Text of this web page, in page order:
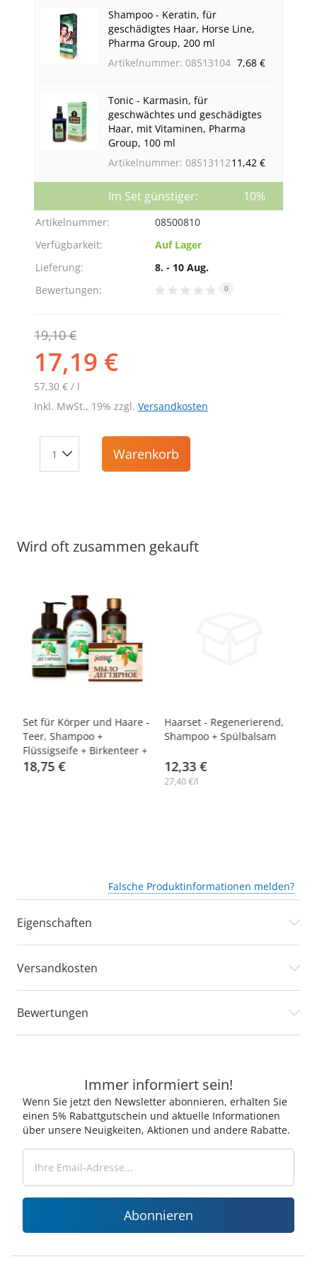
Shampoo - Keratin, für
geschädigtes Haar, Horse Line,
Pharma Group, 200 ml
Artikelnummer: 08513104 7,68 €
Tonic - Karmasin, für
geschwächtes und geschädigtes
Haar, mit Vitaminen, Pharma
Group, 100 ml
Artikelnummer: 0851311211,42 €
Im Set günstiger: 10%
Artikelnummer:
08500810
Verfügbarkeit:
Auf Lager
Lieferung:
8. - 10 Aug.
Bewertungen:
0
19,10 €
17,19 €
57,30 € / l
Inkl. MwSt., 19% zzgl. Versandkosten
Warenkorb
Wird oft zusammen gekauft
-10%
Set für Körper und Haare -
Teer, Shampoo +
Flüssigseife + Birkenteer +
feste Seife, Golden Pharm
18,75 €
-10%
Haarset - Regenerierend,
Shampoo + Spülbalsam
12,33 €
27,40 €/l
Falsche Produktinformationen melden?
Eigenschaften
Versandkosten
Bewertungen
Immer informiert sein!
Wenn Sie jetzt den Newsletter abonnieren, erhalten Sie
einen 5% Rabattgutschein und aktuelle Informationen
über unsere Neuigkeiten, Aktionen und andere Rabatte.
Abonnieren